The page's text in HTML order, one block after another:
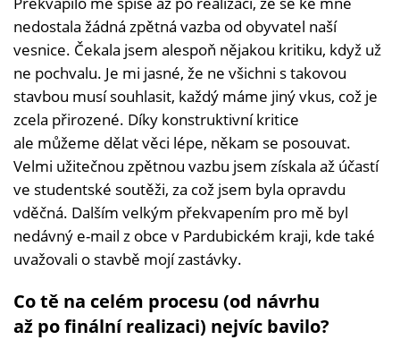
nedostala žádná zpětná vazba od obyvatel naší
vesnice. Čekala jsem alespoň nějakou kritiku, když už
ne pochvalu. Je mi jasné, že ne všichni s takovou
stavbou musí souhlasit, každý máme jiný vkus, což je
zcela přirozené. Díky konstruktivní kritice
ale můžeme dělat věci lépe, někam se posouvat.
Velmi užitečnou zpětnou vazbu jsem získala až účastí
ve studentské soutěži, za což jsem byla opravdu
vděčná. Dalším velkým překvapením pro mě byl
nedávný e-mail z obce v Pardubickém kraji, kde také
uvažovali o stavbě mojí zastávky.
Co tě na celém procesu (od návrhu
až po finální realizaci) nejvíc bavilo?